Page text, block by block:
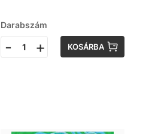
Darabszám
- + KOSÁRBA